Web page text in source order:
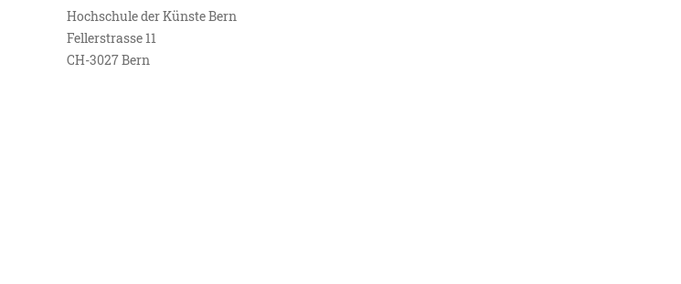
Hochschule der Künste Bern
Fellerstrasse 11
CH-3027 Bern